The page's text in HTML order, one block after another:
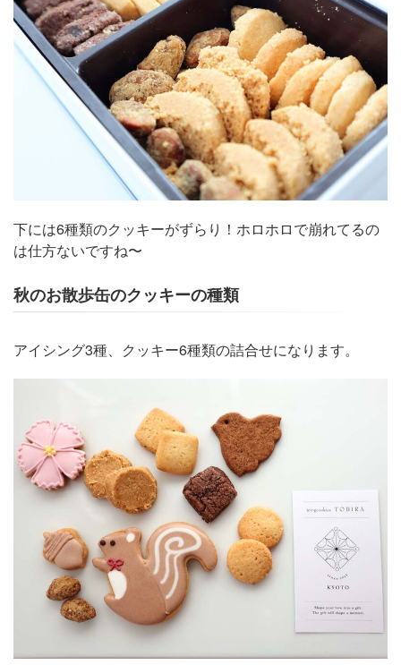
下には6種類のクッキーがずらり！ホロホロで崩れてるの
は仕方ないですね〜
秋のお散歩缶のクッキーの種類
アイシング3種、クッキー6種類の詰合せになります。